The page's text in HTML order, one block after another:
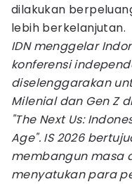
dilakukan
lebih berkelanjutan.
IDN menggelar
konferensi
diselenggarakan
Milenial dan Gen Z
"The Next Us:
Age". IS 2026
membangun masa
menyatukan para